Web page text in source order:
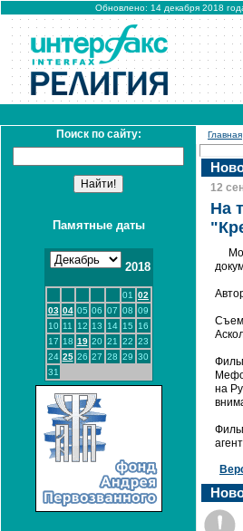
Обновлено: 14 декабря 2018
Поиск по сайту:
Памятные даты
2018
01
02
03 04 05 06 07 08 09
10 11 12 13 14 15
16
17 18 19 20 21 22 23
24 25 26 27 28 29 30
31
Главная
12
На
на